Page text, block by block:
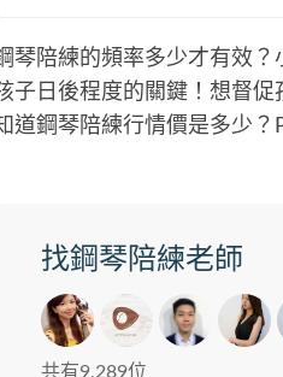
琴陪練的頻率多少才有效
子日後程度的關鍵！想督
道鋼琴陪練行情價是多少？
找鋼琴陪練老師
共有9,289位